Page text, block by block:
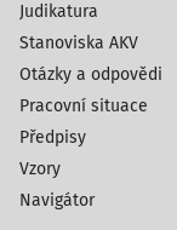
Judikatura
Stanoviska AKV
Otázky a odpovědi
Pracovní situace
Předpisy
Vzory
Navigátor